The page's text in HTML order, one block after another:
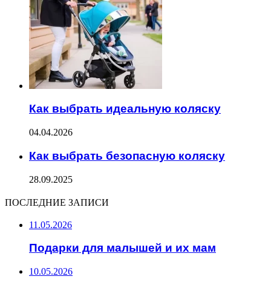
Как выбрать идеальную коляску
04.04.2026
Как выбрать безопасную коляску
28.09.2025
ПОСЛЕДНИЕ ЗАПИСИ
11.05.2026
Подарки для малышей и их мам
10.05.2026